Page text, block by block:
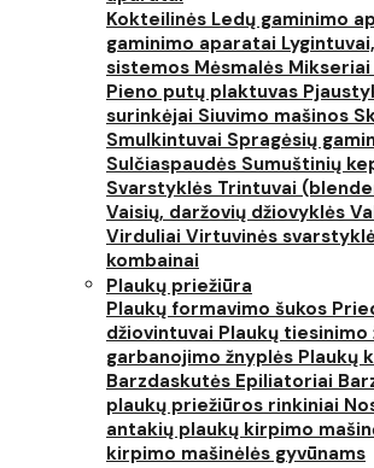
Kokteilinės Ledų gaminimo
gaminimo aparatai
sistemos Mėsmalės Mikseriai
Pieno putų plaktuvas
surinkėjai Siuvimo mašinos
Smulkintuvai Spragėsių
Sulčiaspaudės Sumuštinių
Svarstyklės Trintuvai
Vaisių, daržovių džiovyklės
Virduliai Virtuvinės
kombainai
Plaukų priežiūra
Plaukų formavimo šukos
džiovintuvai Plaukų tiesinimo
garbanojimo žnyplės Plaukų
Barzdaskutės Epiliatoriai
plaukų priežiūros rinkiniai
antakių plaukų kirpimo
kirpimo mašinėlės gyvūnams